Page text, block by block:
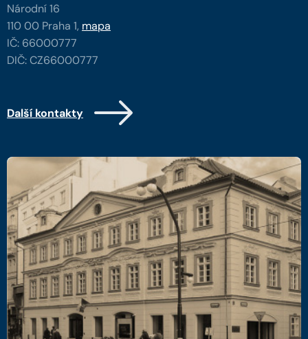
Národní 16
110 00 Praha 1, mapa
IČ: 66000777
DIČ: CZ66000777
Další kontakty